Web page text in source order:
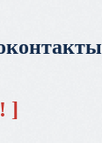
контакты